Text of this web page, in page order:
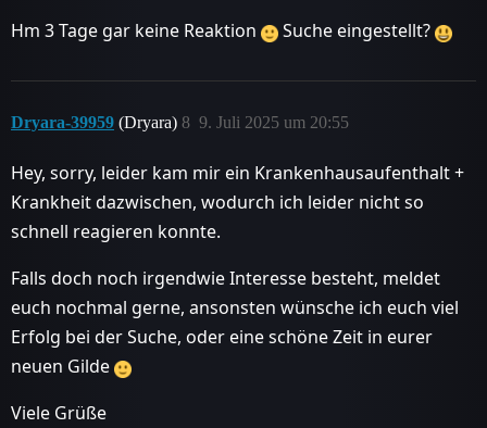
Hm 3 Tage gar keine Reaktion Suche eingestellt?
Dryara-39959 (Dryara) 9. Juli 2025 um 20:55
8
Hey, sorry, leider kam mir ein Krankenhausaufenthalt +
Krankheit dazwischen, wodurch ich leider nicht so
schnell reagieren konnte.
Falls doch noch irgendwie Interesse besteht, meldet
euch nochmal gerne, ansonsten wünsche ich euch viel
Erfolg bei der Suche, oder eine schöne Zeit in eurer
neuen Gilde
Viele Grüße